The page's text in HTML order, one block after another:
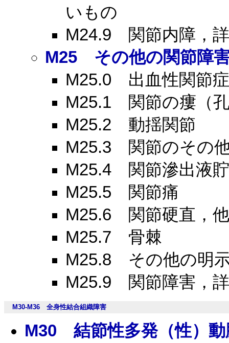
いもの
M24.9 関節内障，
M25 その他の関節障
M25.0 出血性関節症
M25.1 関節の瘻（
M25.2 動揺関節
M25.3 関節のその
M25.4 関節滲出液
M25.5 関節痛
M25.6 関節硬直，
M25.7 骨棘
M25.8 その他の明
M25.9 関節障害，
M30-M36 全身性結合組織障害
M30 結節性多発（性）動